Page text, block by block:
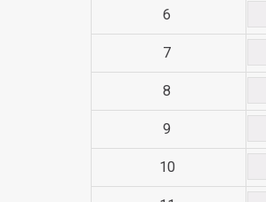
6
7
8
9
10